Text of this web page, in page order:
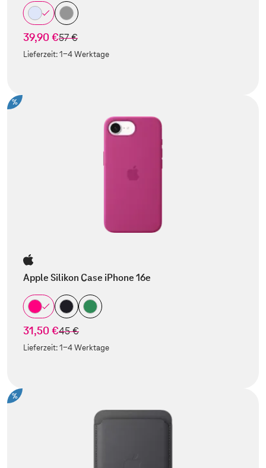
39,90 €statt
57 €
Lieferzeit:1-4 Werktage
%
Apple Silikon Case iPhone 16e
31,50 €statt
45 €
Lieferzeit:1-4 Werktage
%